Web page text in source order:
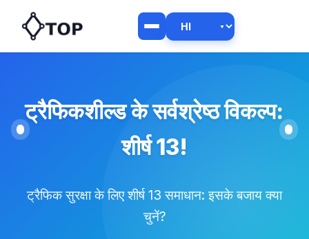
ट्रैफिकशील्ड के सर्वश्रेष्ठ विकल्प:
शीर्ष 13!
ट्रैफिक सुरक्षा के लिए शीर्ष 13 समाधान: इसके बजाय क्या
चुनें?